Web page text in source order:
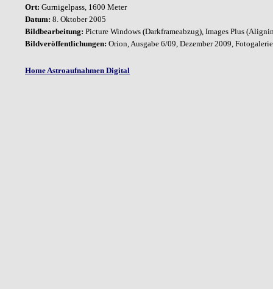
Ort: Gurnigelpass, 1600 Meter
Datum: 8. Oktober 2005
Bildbearbeitung: Picture Windows (Darkframeabzug), Images Plus
Bildveröffentlichungen: Orion, Ausgabe 6/09, Dezember 2009,
Home Astroaufnahmen Digital